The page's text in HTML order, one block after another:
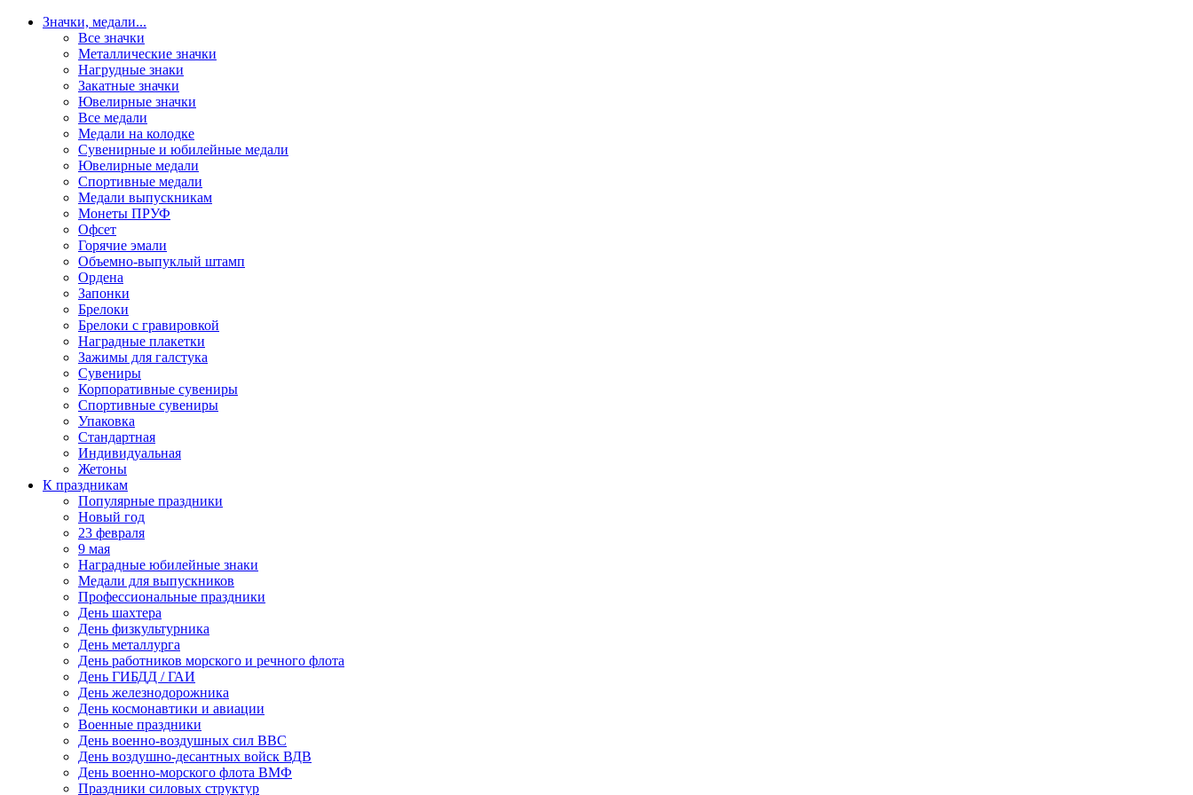
Значки, медали...
Все значки
Металлические значки
Нагрудные знаки
Закатные значки
Ювелирные значки
Все медали
Медали на колодке
Сувенирные и юбилейные медали
Ювелирные медали
Спортивные медали
Медали выпускникам
Монеты ПРУФ
Офсет
Горячие эмали
Объемно-выпуклый штамп
Ордена
Запонки
Брелоки
Брелоки с гравировкой
Наградные плакетки
Зажимы для галстука
Сувениры
Корпоративные сувениры
Спортивные сувениры
Упаковка
Стандартная
Индивидуальная
Жетоны
К праздникам
Популярные праздники
Новый год
23 февраля
9 мая
Наградные юбилейные знаки
Медали для выпускников
Профессиональные праздники
День шахтера
День физкультурника
День металлурга
День работников морского и речного флота
День ГИБДД / ГАИ
День железнодорожника
День космонавтики и авиации
Военные праздники
День военно-воздушных сил ВВС
День воздушно-десантных войск ВДВ
День военно-морского флота ВМФ
Праздники силовых структур